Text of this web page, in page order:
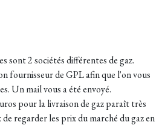
sont 2 sociétés différentes de gaz.
fournisseur de GPL afin que l'on vous
Un mail vous a été envoyé.
pour la livraison de gaz paraît très
regarder les prix du marché du gaz en